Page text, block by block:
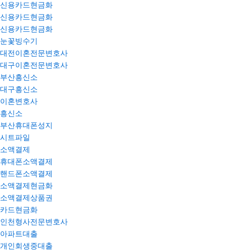
신용카드현금화
신용카드현금화
신용카드현금화
눈꽃빙수기
대전이혼전문변호사
대구이혼전문변호사
부산흥신소
대구흥신소
이혼변호사
흥신소
부산휴대폰성지
시트파일
소액결제
휴대폰소액결제
핸드폰소액결제
소액결제현금화
소액결제상품권
카드현금화
인천형사전문변호사
아파트대출
개인회생중대출